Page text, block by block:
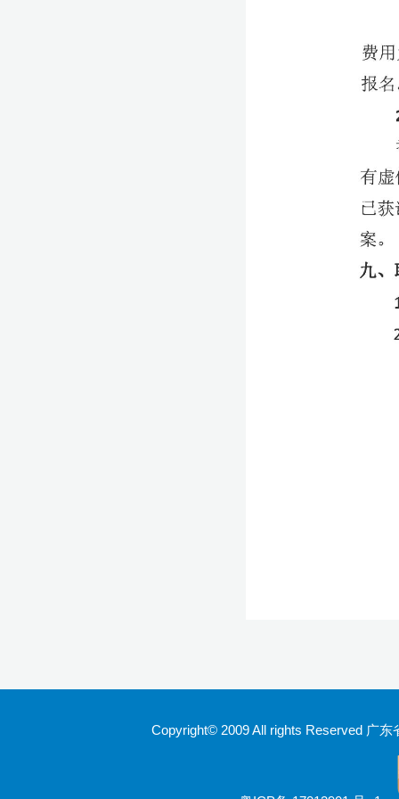
Copyright© 2009 All rights Reserved 广